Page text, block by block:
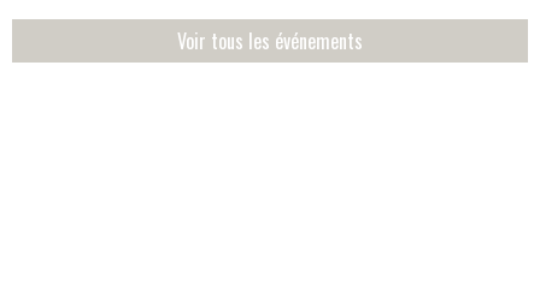
Voir tous les événements